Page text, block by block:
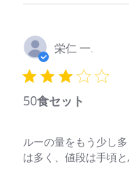
栄仁 一.
50食セット
ルーの量をもう少し
は多く、値段は手頃と